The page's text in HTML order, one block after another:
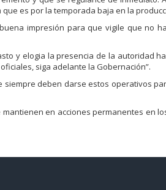
que es por la temporada baja en la
impresión para que vigile que no
y elogia la presencia de la autoridad
siga adelante la Gobernación”.
siempre deben darse estos operativos pa
mantienen en accionespermanentes en